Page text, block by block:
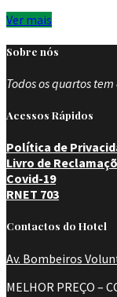
Ver mais
Sobre nós
Todos os quartos
Acessos Rápidos
Política de
Livro de
Covid-19
RNET 703
Contactos do Hotel
Av. Bombeiros
MELHOR PREÇO –